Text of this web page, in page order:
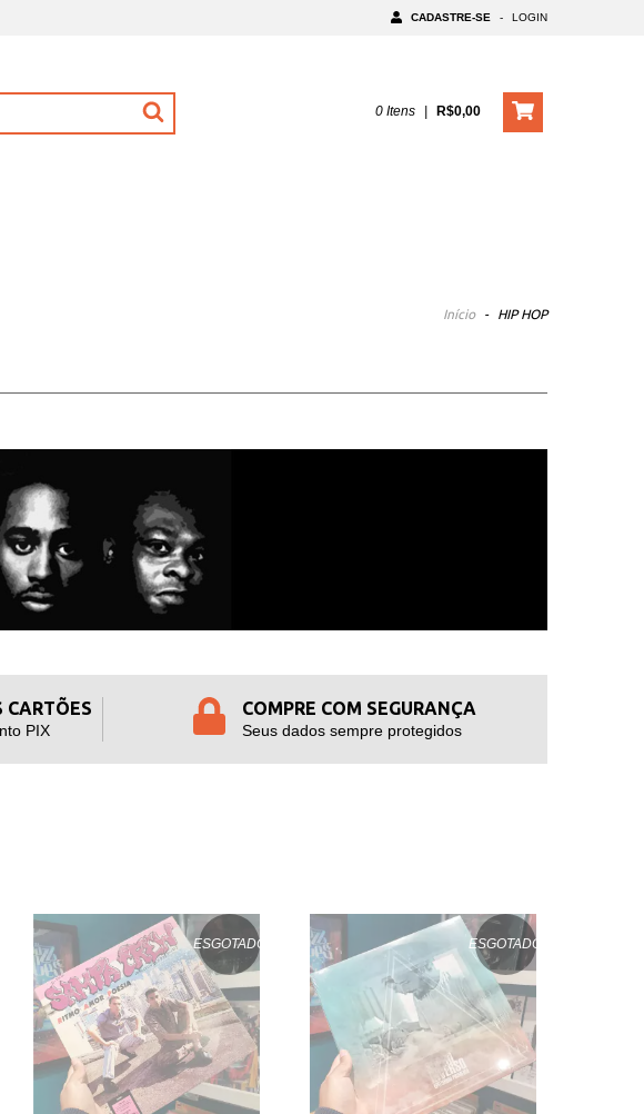
CADASTRE-SE - LOGIN
0Itens | R$0,00
Início - HIP HOP
CARTÕES
PIX
COMPRE COM SEGURANÇA
Seus dados sempre protegidos
ESGOTADO ESGOTADO